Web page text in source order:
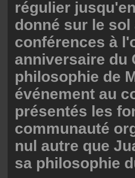
régulier
donné sur le
conférences à
anniversaire du
philosophie de
événement au
présentés les
communauté
nul autre que
sa philosophie